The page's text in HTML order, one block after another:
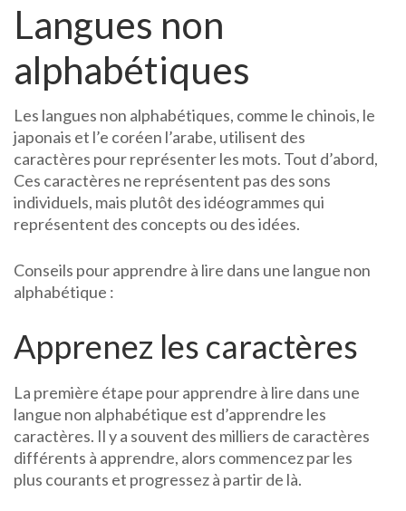
Langues non
alphabétiques
Les langues non alphabétiques, comme le chinois, le
japonais et l’e coréen l’arabe, utilisent des
caractères pour représenter les mots. Tout d’abord,
Ces caractères ne représentent pas des sons
individuels, mais plutôt des idéogrammes qui
représentent des concepts ou des idées.
Conseils pour apprendre à lire dans une langue non
alphabétique :
Apprenez les caractères
La première étape pour apprendre à lire dans une
langue non alphabétique est d’apprendre les
caractères. Il y a souvent des milliers de caractères
différents à apprendre, alors commencez par les
plus courants et progressez à partir de là.